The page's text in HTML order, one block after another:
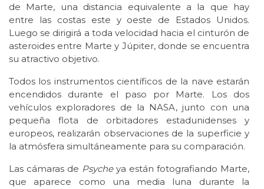
de Marte, una distancia equivalente a la que hay
entre las costas este y oeste de Estados Unidos.
Luego se dirigirá a toda velocidad hacia el cinturón de
asteroides entre Marte y Júpiter, donde se encuentra
su atractivo objetivo.
Todos los instrumentos científicos de la nave estarán
encendidos durante el paso por Marte. Los dos
vehículos exploradores de la NASA, junto con una
pequeña flota de orbitadores estadunidenses y
europeos, realizarán observaciones de la superficie y
la atmósfera simultáneamente para su comparación.
Las cámaras de Psycheya están fotografiando Marte,
que aparece como una media luna durante la